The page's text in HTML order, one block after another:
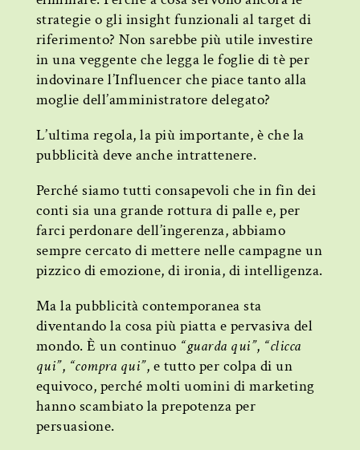
strategie o gli insight funzionali al target di
riferimento? Non sarebbe più utile investire
in una veggente che legga le foglie di tè per
indovinare l’Influencer che piace tanto alla
moglie dell’amministratore delegato?
L’ultima regola, la più importante, è che la
pubblicità deve anche intrattenere.
Perché siamo tutti consapevoli che in fin dei
conti sia una grande rottura di palle e, per
farci perdonare dell’ingerenza, abbiamo
sempre cercato di mettere nelle campagne un
pizzico di emozione, di ironia, di intelligenza.
Ma la pubblicità contemporanea sta
diventando la cosa più piatta e pervasiva del
mondo. È un continuo “guarda qui”, “clicca
qui”, “compra qui”, e tutto per colpa di un
equivoco, perché molti uomini di marketing
hanno scambiato la prepotenza per
persuasione.